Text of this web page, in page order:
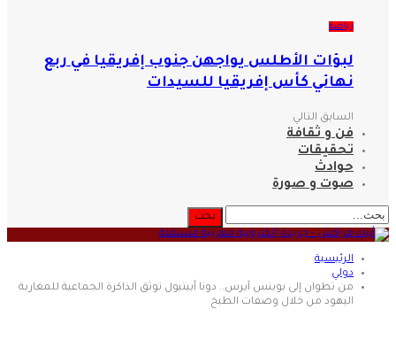
رياضة
لبؤات الأطلس يواجهن جنوب إفريقيا في ربع
نهائي كأس إفريقيا للسيدات
السابقالتالي
فن و ثقافة
تحقيقات
حوادث
صوت و صورة
الرئيسية
دولي
من تطوان إلى بوينس آيرس.. دونا أبيتبول توثق الذاكرة الجماعية للمغاربة
اليهود من خلال وصفات الطبخ